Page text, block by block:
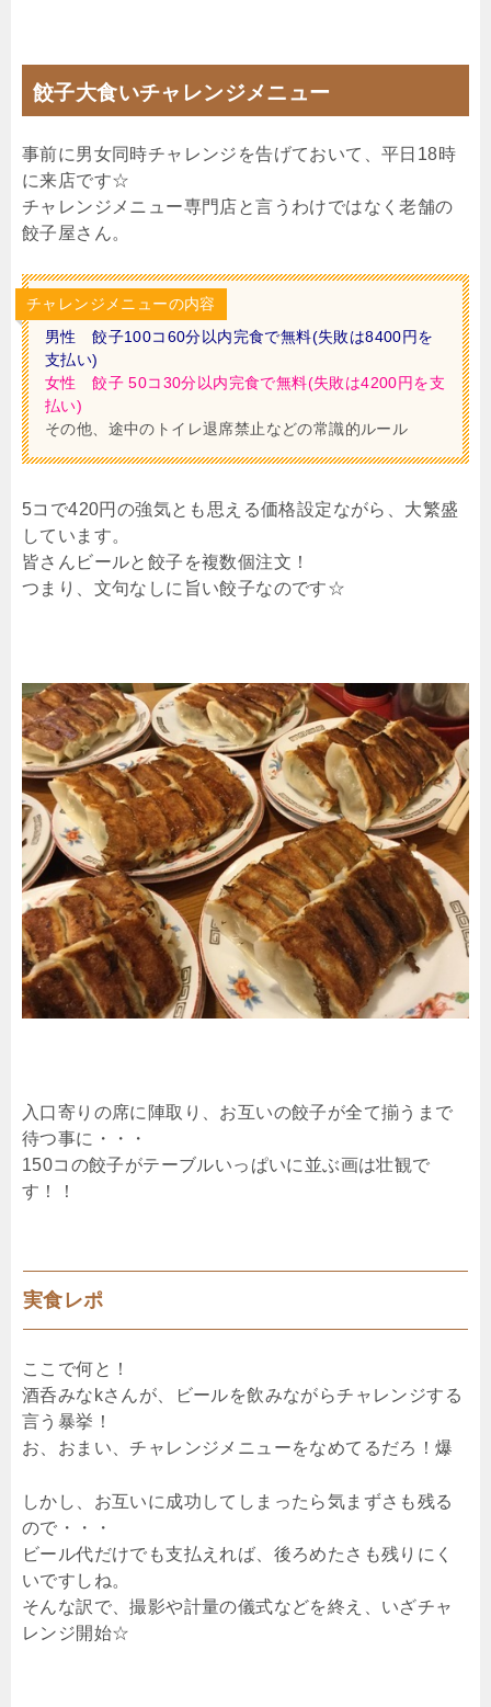
餃子大食いチャレンジメニュー
事前に男女同時チャレンジを告げておいて、平日18時
に来店です☆
チャレンジメニュー専門店と言うわけではなく老舗の
餃子屋さん。
チャレンジメニューの内容
男性 餃子100コ60分以内完食で無料(失敗は8400円を
支払い)
女性 餃子 50コ30分以内完食で無料(失敗は4200円を支
払い)
その他、途中のトイレ退席禁止などの常識的ルール
5コで420円の強気とも思える価格設定ながら、大繁盛
しています。
皆さんビールと餃子を複数個注文！
つまり、文句なしに旨い餃子なのです☆
入口寄りの席に陣取り、お互いの餃子が全て揃うまで
待つ事に・・・
150コの餃子がテーブルいっぱいに並ぶ画は壮観で
す！！
実食レポ
ここで何と！
酒呑みなkさんが、ビールを飲みながらチャレンジする
言う暴挙！
お、おまい、チャレンジメニューをなめてるだろ！爆
しかし、お互いに成功してしまったら気まずさも残る
ので・・・
ビール代だけでも支払えれば、後ろめたさも残りにく
いですしね。
そんな訳で、撮影や計量の儀式などを終え、いざチャ
レンジ開始☆